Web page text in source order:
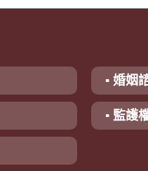
▪ 婚姻
▪ 監護